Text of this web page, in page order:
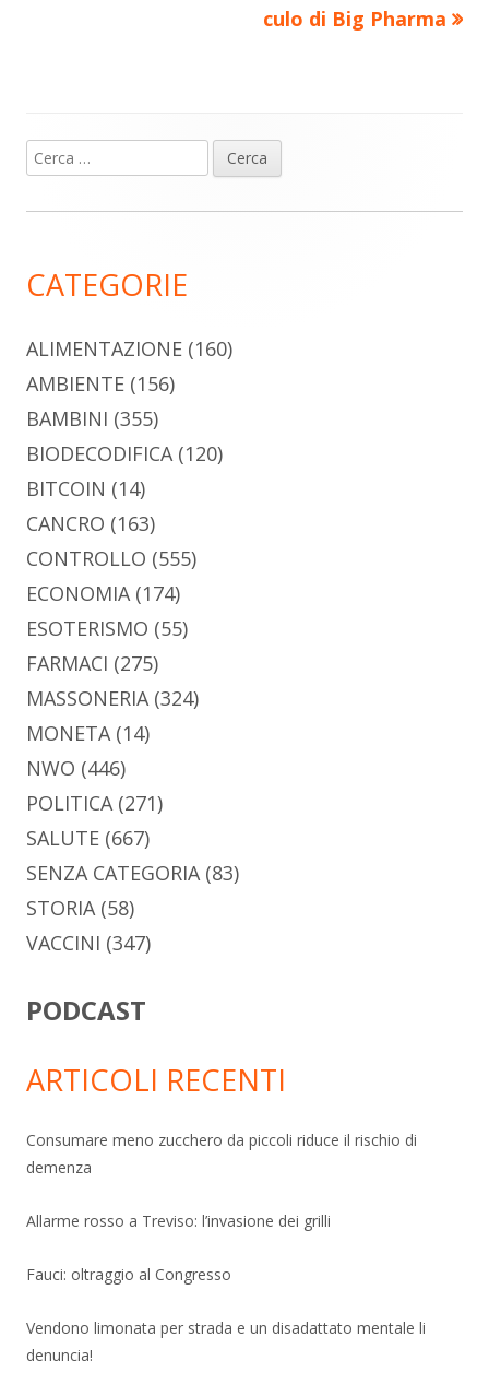
culo di Big Pharma
Barra
laterale
Ricerca
per:
CATEGORIE
ALIMENTAZIONE (160)
AMBIENTE (156)
BAMBINI (355)
BIODECODIFICA (120)
BITCOIN (14)
CANCRO (163)
CONTROLLO (555)
ECONOMIA (174)
ESOTERISMO (55)
FARMACI (275)
MASSONERIA (324)
MONETA (14)
NWO (446)
POLITICA (271)
SALUTE (667)
SENZA CATEGORIA (83)
STORIA (58)
VACCINI (347)
PODCAST
ARTICOLI RECENTI
Consumare meno zucchero da piccoli riduce il rischio di
demenza
Allarme rosso a Treviso: l’invasione dei grilli
Fauci: oltraggio al Congresso
Vendono limonata per strada e un disadattato mentale li
denuncia!